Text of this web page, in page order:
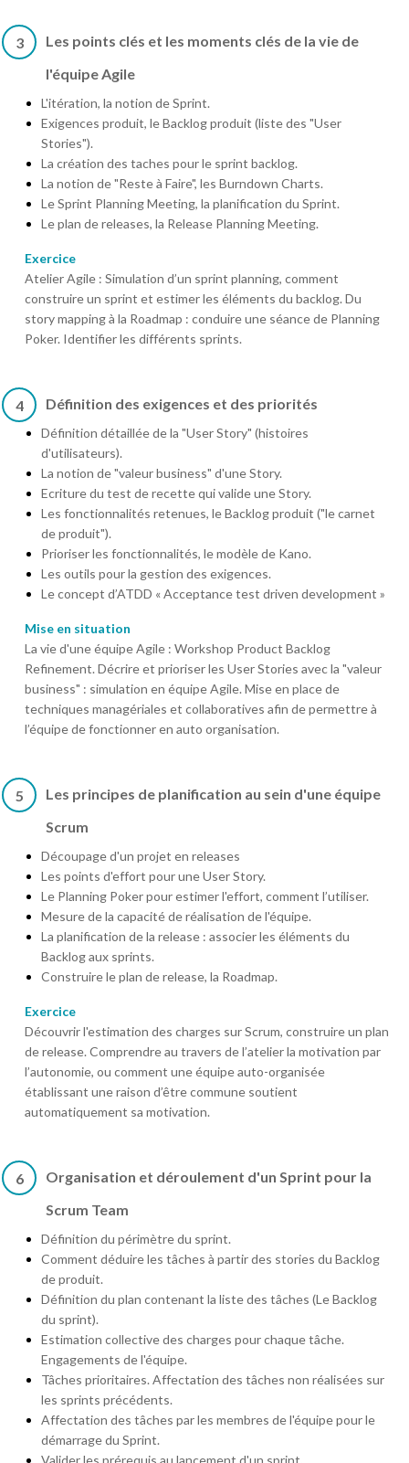
3
Les points clés et les moments clés de la vie de
l'équipe Agile
L'itération, la notion de Sprint.
Exigences produit, le Backlog produit (liste des "User
Stories").
La création des taches pour le sprint backlog.
La notion de "Reste à Faire", les Burndown Charts.
Le Sprint Planning Meeting, la planification du Sprint.
Le plan de releases, la Release Planning Meeting.
Exercice
Atelier Agile : Simulation d’un sprint planning, comment
construire un sprint et estimer les éléments du backlog. Du
story mapping à la Roadmap : conduire une séance de Planning
Poker. Identifier les différents sprints.
4 Définition des exigences et des priorités
Définition détaillée de la "User Story" (histoires
d'utilisateurs).
La notion de "valeur business" d'une Story.
Ecriture du test de recette qui valide une Story.
Les fonctionnalités retenues, le Backlog produit ("le carnet
de produit").
Prioriser les fonctionnalités, le modèle de Kano.
Les outils pour la gestion des exigences.
Le concept d’ATDD « Acceptance test driven development »
Mise en situation
La vie d'une équipe Agile : Workshop Product Backlog
Refinement. Décrire et prioriser les User Stories avec la "valeur
business" : simulation en équipe Agile. Mise en place de
techniques managériales et collaboratives afin de permettre à
l’équipe de fonctionner en auto organisation.
5
Les principes de planification au sein d'une équipe
Scrum
Découpage d'un projet en releases
Les points d'effort pour une User Story.
Le Planning Poker pour estimer l'effort, comment l’utiliser.
Mesure de la capacité de réalisation de l'équipe.
La planification de la release : associer les éléments du
Backlog aux sprints.
Construire le plan de release, la Roadmap.
Exercice
Découvrir l'estimation des charges sur Scrum, construire un plan
de release. Comprendre au travers de l’atelier la motivation par
l’autonomie, ou comment une équipe auto-organisée
établissant une raison d’être commune soutient
automatiquement sa motivation.
6
Organisation et déroulement d'un Sprint pour la
Scrum Team
Définition du périmètre du sprint.
Comment déduire les tâches à partir des stories du Backlog
de produit.
Définition du plan contenant la liste des tâches (Le Backlog
du sprint).
Estimation collective des charges pour chaque tâche.
Engagements de l'équipe.
Tâches prioritaires. Affectation des tâches non réalisées sur
les sprints précédents.
Affectation des tâches par les membres de l'équipe pour le
démarrage du Sprint.
Valider les prérequis au lancement d'un sprint.